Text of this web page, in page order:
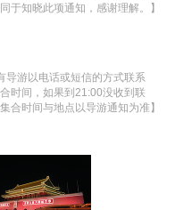
于知晓此项通知，感谢理解。】
导游以电话或短信的方式联系
时间，如果到21:00没收到联
合时间与地点以导游通知为准】